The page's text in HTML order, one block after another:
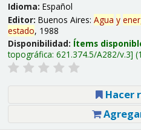
Idioma: Español
Editor: Buenos Aires: Agua y
estado, 1988
Disponibilidad: Ítems
topográfica: 621.374.5/A282/v.3
Hacer